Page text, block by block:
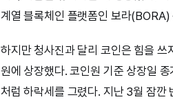
계열 블록체인 플랫폼인 보라(BORA)
하지만 청사진과 달리 코인은 힘을
원에 상장했다. 코인원 기준 상장일
처럼 하락세를 그렸다. 지난 3월 잠깐